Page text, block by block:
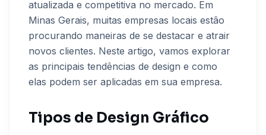
atualizada e competitiva no mercado. Em
Minas Gerais, muitas empresas locais estão
procurando maneiras de se destacar e atrair
novos clientes. Neste artigo, vamos explorar
as principais tendências de design e como
elas podem ser aplicadas em sua empresa.
Tipos de Design Gráfico